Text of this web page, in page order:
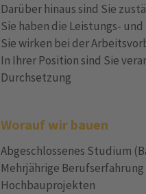
Darüber hinaus sind Sie
Sie haben die Leistungs-
Sie wirken bei der
In Ihrer Position sind Sie
Durchsetzung
Worauf wir bauen
Abgeschlossenes Studium
Mehrjährige
Hochbauprojekten